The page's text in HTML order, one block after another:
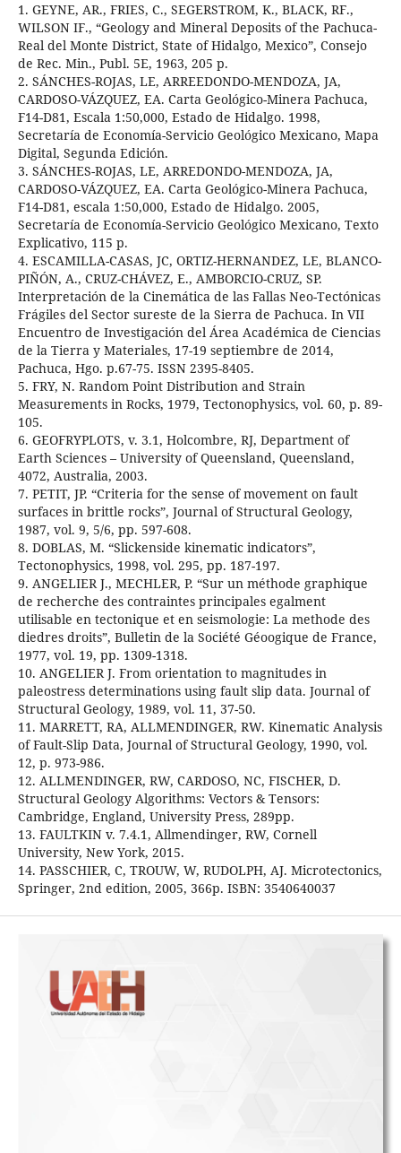
1. GEYNE, AR., FRIES, C., SEGERSTROM, K., BLACK, RF.,
WILSON IF., “Geology and Mineral Deposits of the Pachuca-
Real del Monte District, State of Hidalgo, Mexico”, Consejo
de Rec. Min., Publ. 5E, 1963, 205 p.
2. SÁNCHES-ROJAS, LE, ARREEDONDO-MENDOZA, JA,
CARDOSO-VÁZQUEZ, EA. Carta Geológico-Minera Pachuca,
F14-D81, Escala 1:50,000, Estado de Hidalgo. 1998,
Secretaría de Economía-Servicio Geológico Mexicano, Mapa
Digital, Segunda Edición.
3. SÁNCHES-ROJAS, LE, ARREDONDO-MENDOZA, JA,
CARDOSO-VÁZQUEZ, EA. Carta Geológico-Minera Pachuca,
F14-D81, escala 1:50,000, Estado de Hidalgo. 2005,
Secretaría de Economía-Servicio Geológico Mexicano, Texto
Explicativo, 115 p.
4. ESCAMILLA-CASAS, JC, ORTIZ-HERNANDEZ, LE, BLANCO-
PIÑÓN, A., CRUZ-CHÁVEZ, E., AMBORCIO-CRUZ, SP.
Interpretación de la Cinemática de las Fallas Neo-Tectónicas
Frágiles del Sector sureste de la Sierra de Pachuca. In VII
Encuentro de Investigación del Área Académica de Ciencias
de la Tierra y Materiales, 17-19 septiembre de 2014,
Pachuca, Hgo. p.67-75. ISSN 2395-8405.
5. FRY, N. Random Point Distribution and Strain
Measurements in Rocks, 1979, Tectonophysics, vol. 60, p. 89-
105.
6. GEOFRYPLOTS, v. 3.1, Holcombre, RJ, Department of
Earth Sciences – University of Queensland, Queensland,
4072, Australia, 2003.
7. PETIT, JP. “Criteria for the sense of movement on fault
surfaces in brittle rocks”, Journal of Structural Geology,
1987, vol. 9, 5/6, pp. 597-608.
8. DOBLAS, M. “Slickenside kinematic indicators”,
Tectonophysics, 1998, vol. 295, pp. 187-197.
9. ANGELIER J., MECHLER, P. “Sur un méthode graphique
de recherche des contraintes principales egalment
utilisable en tectonique et en seismologie: La methode des
diedres droits”, Bulletin de la Société Géoogique de France,
1977, vol. 19, pp. 1309-1318.
10. ANGELIER J. From orientation to magnitudes in
paleostress determinations using fault slip data. Journal of
Structural Geology, 1989, vol. 11, 37-50.
11. MARRETT, RA, ALLMENDINGER, RW. Kinematic Analysis
of Fault-Slip Data, Journal of Structural Geology, 1990, vol.
12, p. 973-986.
12. ALLMENDINGER, RW, CARDOSO, NC, FISCHER, D.
Structural Geology Algorithms: Vectors & Tensors:
Cambridge, England, University Press, 289pp.
13. FAULTKIN v. 7.4.1, Allmendinger, RW, Cornell
University, New York, 2015.
14. PASSCHIER, C, TROUW, W, RUDOLPH, AJ. Microtectonics,
Springer, 2nd edition, 2005, 366p. ISBN: 3540640037